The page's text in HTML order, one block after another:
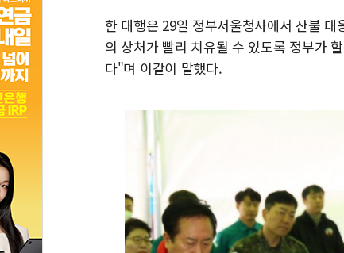
한 대행은 29일 정부서울청사에서 산불
의 상처가 빨리 치유될 수 있도록 정부가
다"며 이같이 말했다.